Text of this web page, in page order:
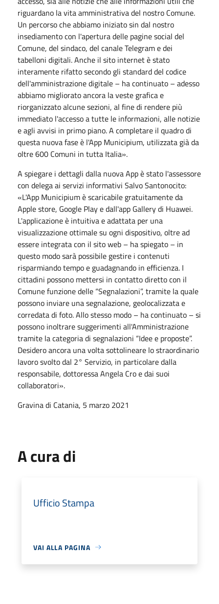
riguardano la vita amministrativa del nostro Comune.
Un percorso che abbiamo iniziato sin dal nostro
insediamento con l'apertura delle pagine social del
Comune, del sindaco, del canale Telegram e dei
tabelloni digitali. Anche il sito internet è stato
interamente rifatto secondo gli standard del codice
dell'amministrazione digitale – ha continuato – adesso
abbiamo migliorato ancora la veste grafica e
riorganizzato alcune sezioni, al fine di rendere più
immediato l'accesso a tutte le informazioni, alle notizie
e agli avvisi in primo piano. A completare il quadro di
questa nuova fase è l'App Municipium, utilizzata già da
oltre 600 Comuni in tutta Italia».
A spiegare i dettagli dalla nuova App è stato l'assessore
con delega ai servizi informativi Salvo Santonocito:
«L'App Municipium è scaricabile gratuitamente da
Apple store, Google Play e dall'app Gallery di Huawei.
L'applicazione è intuitiva e adattata per una
visualizzazione ottimale su ogni dispositivo, oltre ad
essere integrata con il sito web – ha spiegato – in
questo modo sarà possibile gestire i contenuti
risparmiando tempo e guadagnando in efficienza. I
cittadini possono mettersi in contatto diretto con il
Comune funzione delle “Segnalazioni”, tramite la quale
possono inviare una segnalazione, geolocalizzata e
corredata di foto. Allo stesso modo – ha continuato – si
possono inoltrare suggerimenti all'Amministrazione
tramite la categoria di segnalazioni “Idee e proposte”.
Desidero ancora una volta sottolineare lo straordinario
lavoro svolto dal 2° Servizio, in particolare dalla
responsabile, dottoressa Angela Cro e dai suoi
collaboratori».
Gravina di Catania, 5 marzo 2021
A cura di
Ufficio Stampa
VAI ALLA PAGINA